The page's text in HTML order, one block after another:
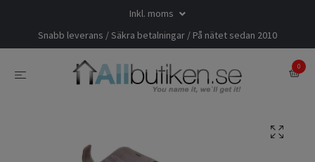
Inkl. moms
Snabb leverans / Säkra betalningar / På nätet sedan 2010
0